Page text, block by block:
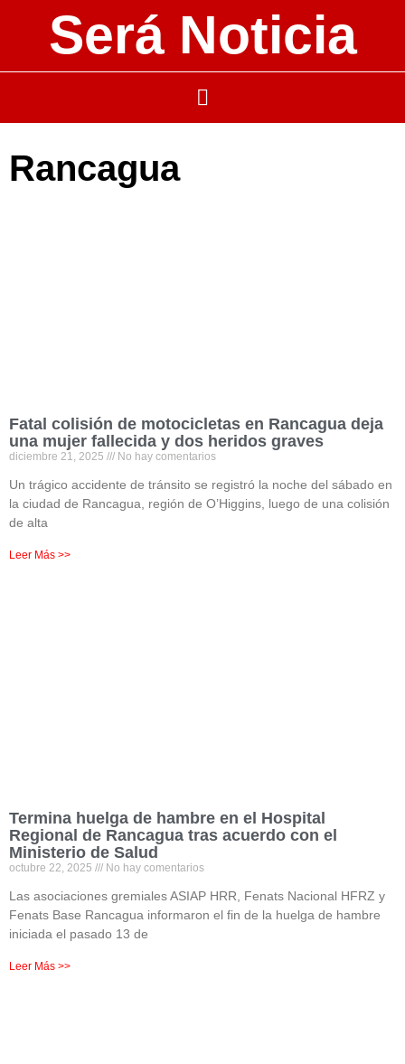
Será Noticia
Rancagua
Fatal colisión de motocicletas en Rancagua deja
una mujer fallecida y dos heridos graves
diciembre 21, 2025 No hay comentarios
Un trágico accidente de tránsito se registró la noche del sábado en
la ciudad de Rancagua, región de O’Higgins, luego de una colisión
de alta
Leer Más >>
Termina huelga de hambre en el Hospital
Regional de Rancagua tras acuerdo con el
Ministerio de Salud
octubre 22, 2025 No hay comentarios
Las asociaciones gremiales ASIAP HRR, Fenats Nacional HFRZ y
Fenats Base Rancagua informaron el fin de la huelga de hambre
iniciada el pasado 13 de
Leer Más >>